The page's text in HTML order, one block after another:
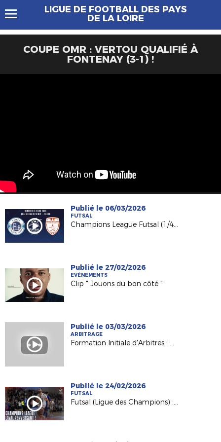
LIGUE DE FOOTBALL DES PAYS
DE LA LOIRE
COUPE OMR : VERTOU QUALIFIÉ À
FONTENAY (3-1) !
Publié le 06/03/2026
FUTSAL
Champions League Futsal (1/4) : Semey FC - Etoile Lavalloise en direct !
Publié le 27/02/2026
EVÉNEMENTS
Clip " Jouons du bon côté "
Publié le 03/03/2026
ARBITRAGE
Formation Initiale d'Arbitres : Nathalie, formatrice et référente du Pôle féminin
Publié le 24/02/2026
FUTSAL
Futsal (Ligue des Champions) : la remontada de l'Etoile Lavalloise (5-4) !